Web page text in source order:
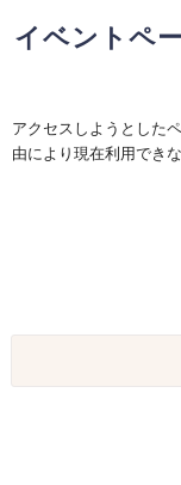
イベントペ
アクセスしようとした
由により現在利用でき